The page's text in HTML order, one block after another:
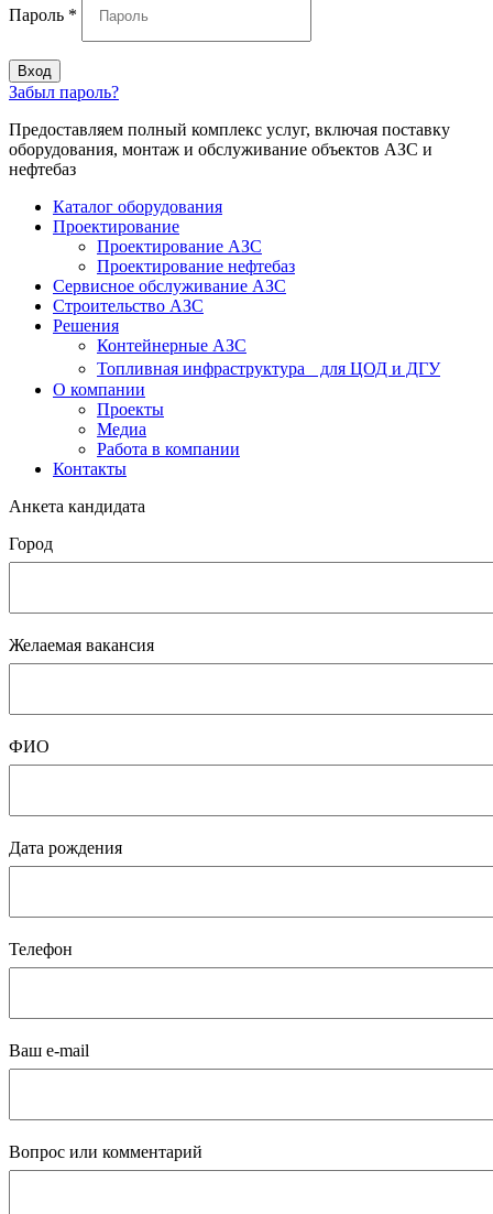
Пароль *
Вход
Забыл пароль?
Предоставляем полный комплекс услуг, включая поставку
оборудования, монтаж и обслуживание объектов АЗС и
нефтебаз
Каталог оборудования
Проектирование
Проектирование АЗС
Проектирование нефтебаз
Cервисное обслуживание АЗС
Строительство АЗС
Решения
Контейнерные АЗС
Топливная инфраструктура для ЦОД и ДГУ
О компании
Проекты
Медиа
Работа в компании
Контакты
Анкета кандидата
Город
Желаемая вакансия
ФИО
Дата рождения
Телефон
Ваш e-mail
Вопрос или комментарий